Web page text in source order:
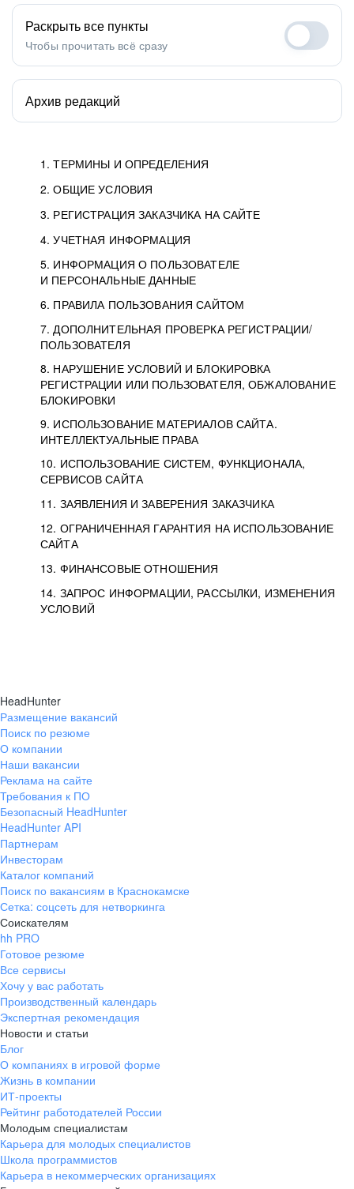
1. ТЕРМИНЫ И ОПРЕДЕЛЕНИЯ
2. ОБЩИЕ УСЛОВИЯ
3. РЕГИСТРАЦИЯ ЗАКАЗЧИКА НА САЙТЕ
4. УЧЕТНАЯ ИНФОРМАЦИЯ
5. ИНФОРМАЦИЯ О ПОЛЬЗОВАТЕЛЕ
И ПЕРСОНАЛЬНЫЕ ДАННЫЕ
6. ПРАВИЛА ПОЛЬЗОВАНИЯ САЙТОМ
7. ДОПОЛНИТЕЛЬНАЯ ПРОВЕРКА РЕГИСТРАЦИИ/
ПОЛЬЗОВАТЕЛЯ
8. НАРУШЕНИЕ УСЛОВИЙ И БЛОКИРОВКА
РЕГИСТРАЦИИ ИЛИ ПОЛЬЗОВАТЕЛЯ, ОБЖАЛОВАНИЕ
БЛОКИРОВКИ
9. ИСПОЛЬЗОВАНИЕ МАТЕРИАЛОВ САЙТА.
ИНТЕЛЛЕКТУАЛЬНЫЕ ПРАВА
10. ИСПОЛЬЗОВАНИЕ СИСТЕМ, ФУНКЦИОНАЛА,
СЕРВИСОВ САЙТА
11. ЗАЯВЛЕНИЯ И ЗАВЕРЕНИЯ ЗАКАЗЧИКА
12. ОГРАНИЧЕННАЯ ГАРАНТИЯ НА ИСПОЛЬЗОВАНИЕ
САЙТА
13. ФИНАНСОВЫЕ ОТНОШЕНИЯ
14. ЗАПРОС ИНФОРМАЦИИ, РАССЫЛКИ, ИЗМЕНЕНИЯ
УСЛОВИЙ
Раскрыть все пункты
Чтобы прочитать всё сразу
Архив редакций
HeadHunter
Размещение вакансий
Поиск по резюме
О компании
Наши вакансии
Реклама на сайте
Требования к ПО
Безопасный HeadHunter
HeadHunter API
Партнерам
Инвесторам
Каталог компаний
Поиск по вакансиям в Краснокамске
Сетка: соцсеть для нетворкинга
Соискателям
hh PRO
Готовое резюме
Все сервисы
Хочу у вас работать
Производственный календарь
Экспертная рекомендация
Новости и статьи
Блог
О компаниях в игровой форме
Жизнь в компании
ИТ-проекты
Рейтинг работодателей России
Молодым специалистам
Карьера для молодых специалистов
Школа программистов
Карьера в некоммерческих организациях